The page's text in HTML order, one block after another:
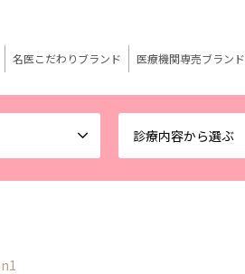
診療内容から選ぶ
名医こだわりブランド 医療機関専売ブランド